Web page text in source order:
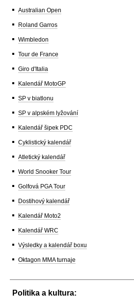
Australian Open
Roland Garros
Wimbledon
Tour de France
Giro d'Italia
Kalendář MotoGP
SP v biatlonu
SP v alpském lyžování
Kalendář šipek PDC
Cyklistický kalendář
Atletický kalendář
World Snooker Tour
Golfová PGA Tour
Dostihový kalendář
Kalendář Moto2
Kalendář WRC
Výsledky a kalendář boxu
Oktagon MMA turnaje
Politika a kultura: